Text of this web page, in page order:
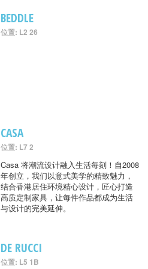
BEDDLE
位置: L2 26
CASA
位置: L7 2
Casa 将潮流设计融入生活每刻！自2008
年创立，我们以意式美学的精致魅力，
结合香港居住环境精心设计，匠心打造
高质定制家具，让每件作品都成为生活
与设计的完美延伸。
DE RUCCI
位置: L5 1B